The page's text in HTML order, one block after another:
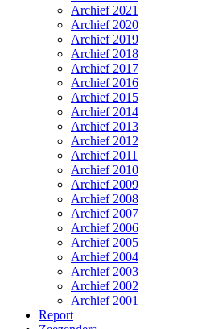
Archief 2021
Archief 2020
Archief 2019
Archief 2018
Archief 2017
Archief 2016
Archief 2015
Archief 2014
Archief 2013
Archief 2012
Archief 2011
Archief 2010
Archief 2009
Archief 2008
Archief 2007
Archief 2006
Archief 2005
Archief 2004
Archief 2003
Archief 2002
Archief 2001
Report